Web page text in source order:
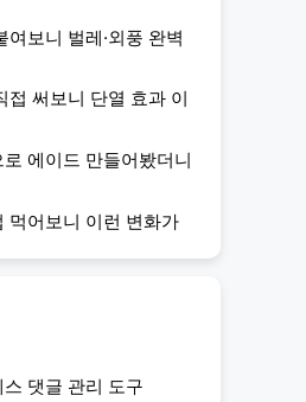
보니 벌레·외풍 완벽
접 써보니 단열 효과 이
에이드 만들어봤더니
먹어보니 이런 변화가
댓글 관리 도구